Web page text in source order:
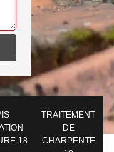
18
TRAITEMENT
DE
CHARPENTE